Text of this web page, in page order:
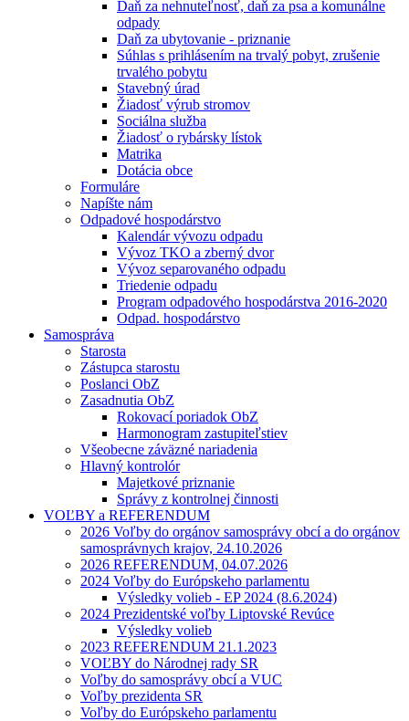
Daň za nehnuteľnosť, daň za psa a komunálne
odpady
Daň za ubytovanie - priznanie
Súhlas s prihlásením na trvalý pobyt, zrušenie
trvalého pobytu
Stavebný úrad
Žiadosť výrub stromov
Sociálna služba
Žiadosť o rybársky lístok
Matrika
Dotácia obce
Formuláre
Napíšte nám
Odpadové hospodárstvo
Kalendár vývozu odpadu
Vývoz TKO a zberný dvor
Vývoz separovaného odpadu
Triedenie odpadu
Program odpadového hospodárstva 2016-2020
Odpad. hospodárstvo
Samospráva
Starosta
Zástupca starostu
Poslanci ObZ
Zasadnutia ObZ
Rokovací poriadok ObZ
Harmonogram zastupiteľstiev
Všeobecne záväzné nariadenia
Hlavný kontrolór
Majetkové priznanie
Správy z kontrolnej činnosti
VOĽBY a REFERENDUM
2026 Voľby do orgánov samosprávy obcí a do orgánov
samosprávnych krajov, 24.10.2026
2026 REFERENDUM, 04.07.2026
2024 Voľby do Európskeho parlamentu
Výsledky volieb - EP 2024 (8.6.2024)
2024 Prezidentské voľby Liptovské Revúce
Výsledky volieb
2023 REFERENDUM 21.1.2023
VOĽBY do Národnej rady SR
Voľby do samosprávy obcí a VUC
Voľby prezidenta SR
Voľby do Európskeho parlamentu